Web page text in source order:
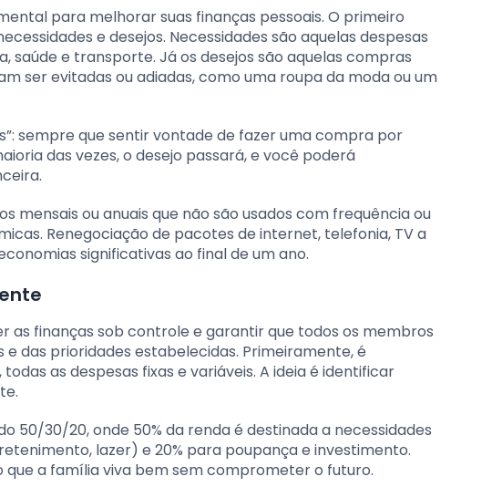
para melhorar suas finanças pessoais. O primeiro
e desejos. Necessidades são aquelas despesas
saúde e transporte. Já os desejos são aquelas compras
ser evitadas ou adiadas, como uma roupa da moda ou um
sempre que sentir vontade de fazer uma compra por
das vezes, o desejo passará, e você poderá
mensais ou anuais que não são usados com frequência ou
Renegociação de pacotes de internet, telefonia, TV a
significativas ao final de um ano.
finanças sob controle e garantir que todos os membros
das prioridades estabelecidas. Primeiramente, é
as despesas fixas e variáveis. A ideia é identificar
50/30/20, onde 50% da renda é destinada a necessidades
lazer) e 20% para poupança e investimento.
que a família viva bem sem comprometer o futuro.